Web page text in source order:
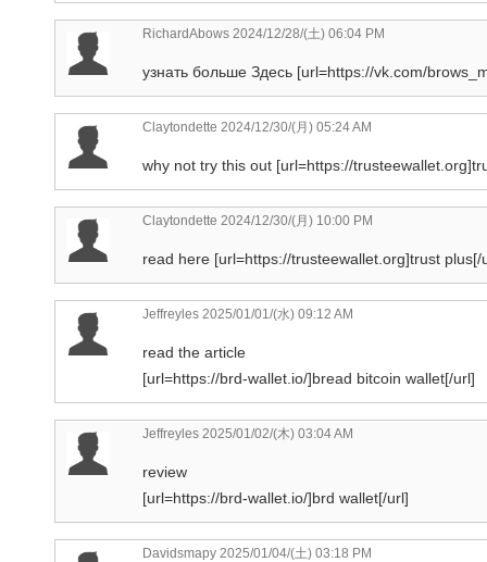
RichardAbows 2024/12/28/(土) 06:04 PM
узнать больше Здесь [url=https://vk.com/
Claytondette 2024/12/30/(月) 05:24 AM
why not try this out [url=https://
Claytondette 2024/12/30/(月) 10:00 PM
read here [url=https://trusteewallet.org]trust plus[/
Jeffreyles 2025/01/01/(水) 09:12 AM
read the article
[url=https://brd-wallet.io/]bread bitcoin wallet[/url]
Jeffreyles 2025/01/02/(木) 03:04 AM
review
[url=https://brd-wallet.io/]brd wallet[/url]
Davidsmapy 2025/01/04/(土) 03:18 PM